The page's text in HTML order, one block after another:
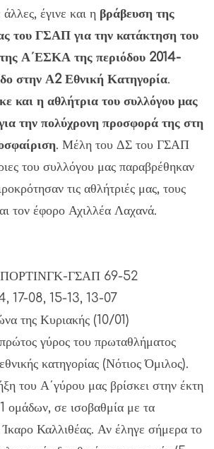
έγινε και η βράβευση της
του ΓΣΑΠ για την κατάκτηση του
Α΄ΕΣΚΑ της περιόδου 2014-
στην Α2 Εθνική Κατηγορία.
και η αθλήτρια του συλλόγου μας
την πολύχρονη προσφορά της στη
. Μέλη του ΔΣ του ΓΣΑΠ
του συλλόγου μας παραβρέθηκαν
τις αθλήτριές μας, τους
τον έφορο Αχιλλέα Λαχανά.
ΓΣΑΠ 69-52
17-08, 15-13, 13-07
Κυριακής (10/01)
γύρος του πρωταθλήματος
κατηγορίας (Νότιος Όμιλος).
του Α΄γύρου μας βρίσκει στην έκτη
ομάδων, σε ισοβαθμία με τα
Καλλιθέας. Αν έληγε σήμερα το